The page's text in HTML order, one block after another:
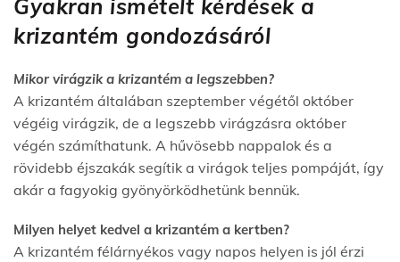
Gyakran ismételt kérdések a
krizantém gondozásáról
Mikor virágzik a krizantém a legszebben?
A krizantém általában szeptember végétől október
végéig virágzik, de a legszebb virágzásra október
végén számíthatunk. A hűvösebb nappalok és a
rövidebb éjszakák segítik a virágok teljes pompáját, így
akár a fagyokig gyönyörködhetünk bennük.
Milyen helyet kedvel a krizantém a kertben?
A krizantém félárnyékos vagy napos helyen is jól érzi